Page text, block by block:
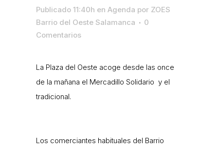
Publicado 11:40h en Agenda por ZOES
Barrio del Oeste Salamanca
0
Comentarios
La Plaza del Oeste acoge desde las once
de la mañana el Mercadillo Solidario y el
tradicional.
Los comerciantes habituales del Barrio